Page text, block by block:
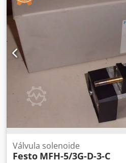
Válvula solenoide
Festo MFH-5/3G-D-3-C